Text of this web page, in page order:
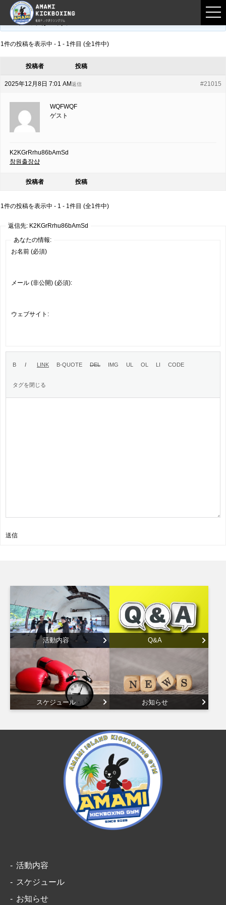
フロントページ › フォーラム
このトピックは空です。
1件の投稿を表示中 - 1 - 1件目 (全1件中)
投稿者 投稿
2025年12月8日 7:01 AM #21015
返信
WQFWQF
ゲスト
K2KGrRrhu86bAmSd
창원출장샵
投稿者 投稿
1件の投稿を表示中 - 1 - 1件目 (全1件中)
返信先: K2KGrRrhu86bAmSd
あなたの情報:
お名前 (必須)
メール (非公開) (必須):
ウェブサイト:
送信
活動内容 Q&A
スケジュール お知らせ
活動内容
スケジュール
お知らせ